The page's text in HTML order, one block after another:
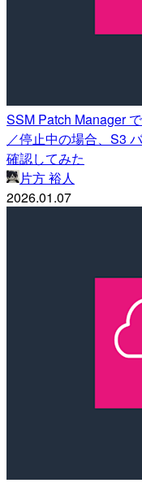
SSM Patch Manager
／停止中の場合、S3
確認してみた
片方 裕人
2026.01.07